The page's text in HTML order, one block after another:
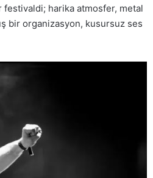
harika atmosfer, metal
bir organizasyon, kusursuz ses